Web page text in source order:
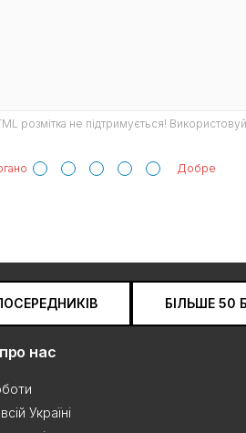
розмітка не підтримується!
Добре
БІЛЬШЕ 50
нас
Україні